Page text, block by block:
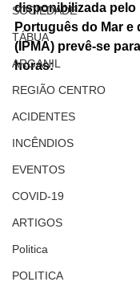
SOCIEDADE
TÁBUA
ARGANIL
REGIÃO CENTRO
ACIDENTES
INCÊNDIOS
EVENTOS
COVID-19
ARTIGOS
Politica
POLITICA
disponibilizada pelo
Português do Mar e
(IPMA) prevê-se
horas: